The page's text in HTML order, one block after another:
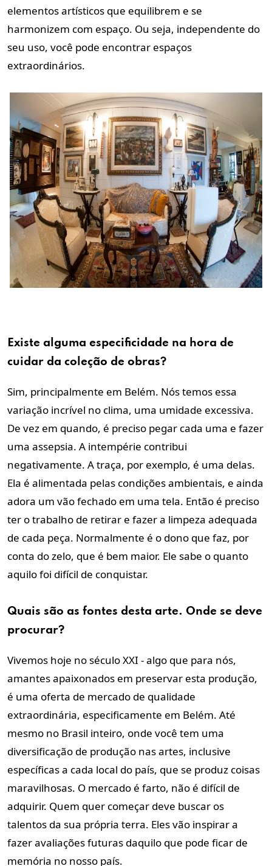
elementos artísticos que equilibrem e se
harmonizem com espaço. Ou seja, independente do
seu uso, você pode encontrar espaços
extraordinários.
Existe alguma especificidade na hora de
cuidar da coleção de obras?
Sim, principalmente em Belém. Nós temos essa
variação incrível no clima, uma umidade excessiva.
De vez em quando, é preciso pegar cada uma e fazer
uma assepsia. A intempérie contribui
negativamente. A traça, por exemplo, é uma delas.
Ela é alimentada pelas condições ambientais, e ainda
adora um vão fechado em uma tela. Então é preciso
ter o trabalho de retirar e fazer a limpeza adequada
de cada peça. Normalmente é o dono que faz, por
conta do zelo, que é bem maior. Ele sabe o quanto
aquilo foi difícil de conquistar.
Quais são as fontes desta arte. Onde se deve
procurar?
Vivemos hoje no século XXI - algo que para nós,
amantes apaixonados em preservar esta produção,
é uma oferta de mercado de qualidade
extraordinária, especificamente em Belém. Até
mesmo no Brasil inteiro, onde você tem uma
diversificação de produção nas artes, inclusive
específicas a cada local do país, que se produz coisas
maravilhosas. O mercado é farto, não é difícil de
adquirir. Quem quer começar deve buscar os
talentos da sua própria terra. Eles vão inspirar a
fazer avaliações futuras daquilo que pode ficar de
memória no nosso país.